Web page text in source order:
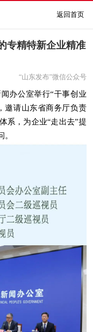
返回首页
专精特新企业精准
“山东发布”微信公众号
办公室举行“干事创业
邀请山东省商务厅负责
系，为企业“走出去”提